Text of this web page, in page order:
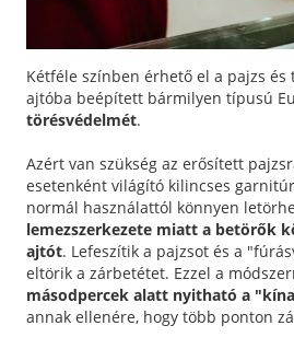
Kétféle színben érhető el a pajzs és
ajtóba beépített bármilyen típusú
törésvédelmét.
Azért van szükség az erősített
esetenként világító kilincses
normál használattól könnyen
lemezszerkezete miatt a betörők
ajtót. Lefeszítik a pajzsot és a
eltörik a zárbetétet. Ezzel a
másodpercek alatt nyitható a
annak ellenére, hogy több ponton